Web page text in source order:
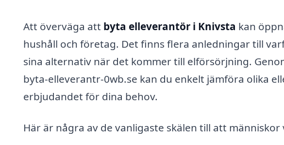
Att överväga att byta elleverantör i Knivsta kan
hushåll och företag. Det finns flera anledningar till
sina alternativ när det kommer till elförsörjning.
byta-elleverantr-0wb.se kan du enkelt jämföra olika
erbjudandet för dina behov.
Här är några av de vanligaste skälen till att